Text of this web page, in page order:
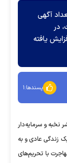
آگهی
در
یافته
پسندها:۱
نخبه و سرمایه‌دار
زندگی عادی و به
با تحریم‌های